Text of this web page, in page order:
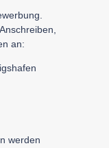
an:
werden